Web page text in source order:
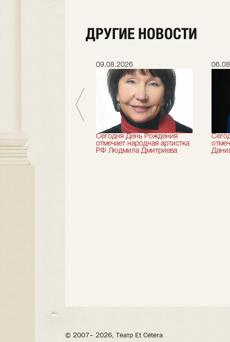
ДРУГИЕ НОВОСТИ
искусств
Николай Максимов
09.08.2026
Сегодня День Рождения
отмечает народная артистка
РФ Людмила Дмитриева
© 2007– 2026, Театр Et Cetera